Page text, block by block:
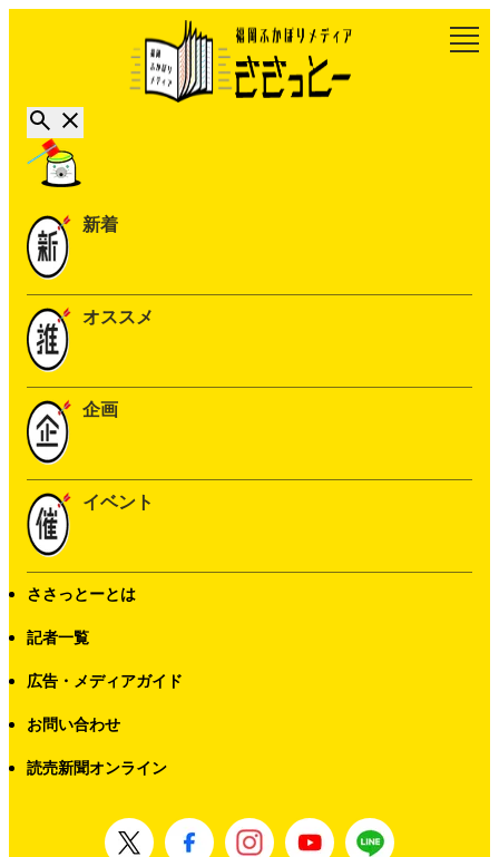
新着
オススメ
企画
イベント
ささっとーとは
記者一覧
広告・メディアガイド
お問い合わせ
読売新聞オンライン